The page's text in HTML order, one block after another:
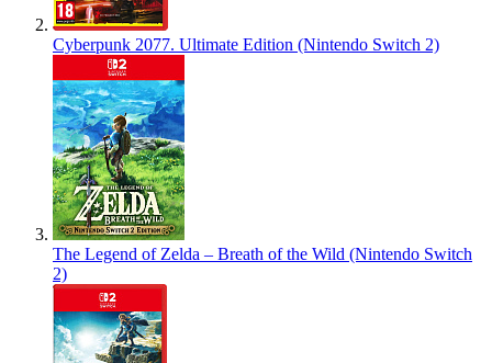
Cyberpunk 2077. Ultimate Edition (Nintendo Switch 2)
The Legend of Zelda – Breath of the Wild (Nintendo Switch
2)